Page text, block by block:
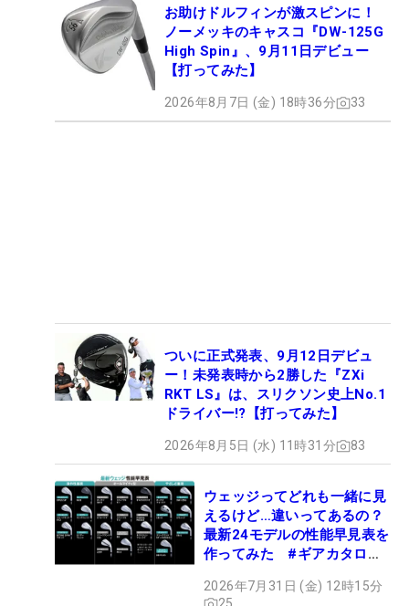
お助けドルフィンが激スピンに！
ノーメッキのキャスコ『DW-125G
High Spin』、9月11日デビュー
【打ってみた】
2026年8月7日 (金) 18時36分 33
ついに正式発表、9月12日デビュ
ー！未発表時から2勝した『ZXi
RKT LS』は、スリクソン史上No.1
ドライバー!?【打ってみた】
2026年8月5日 (水) 11時31分 83
ウェッジってどれも一緒に見
えるけど…違いってあるの？
最新24モデルの性能早見表を
作ってみた #ギアカタログ
2026年7月31日 (金) 12時15分